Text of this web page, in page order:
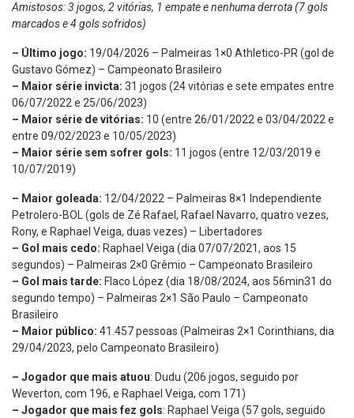
Amistosos: 3 jogos, 2 vitórias, 1 empate e nenhuma derrota (7 gols
marcados e 4 gols sofridos)
– Último jogo: 19/04/2026 – Palmeiras 1×0 Athletico-PR (gol de
Gustavo Gómez) – Campeonato Brasileiro
– Maior série invicta: 31 jogos (24 vitórias e sete empates entre
06/07/2022 e 25/06/2023)
– Maior série de vitórias: 10 (entre 26/01/2022 e 03/04/2022 e
entre 09/02/2023 e 10/05/2023)
– Maior série sem sofrer gols: 11 jogos (entre 12/03/2019 e
10/07/2019)
– Maior goleada: 12/04/2022 – Palmeiras 8×1 Independiente
Petrolero-BOL (gols de Zé Rafael, Rafael Navarro, quatro vezes,
Rony, e Raphael Veiga, duas vezes) – Libertadores
– Gol mais cedo: Raphael Veiga (dia 07/07/2021, aos 15
segundos) – Palmeiras 2×0 Grêmio – Campeonato Brasileiro
– Gol mais tarde: Flaco López (dia 18/08/2024, aos 56min31 do
segundo tempo) – Palmeiras 2×1 São Paulo – Campeonato
Brasileiro
– Maior público: 41.457 pessoas (Palmeiras 2×1 Corinthians, dia
29/04/2023, pelo Campeonato Brasileiro)
– Jogador que mais atuou: Dudu (206 jogos, seguido por
Weverton, com 196, e Raphael Veiga, com 171)
– Jogador que mais fez gols: Raphael Veiga (57 gols, seguido